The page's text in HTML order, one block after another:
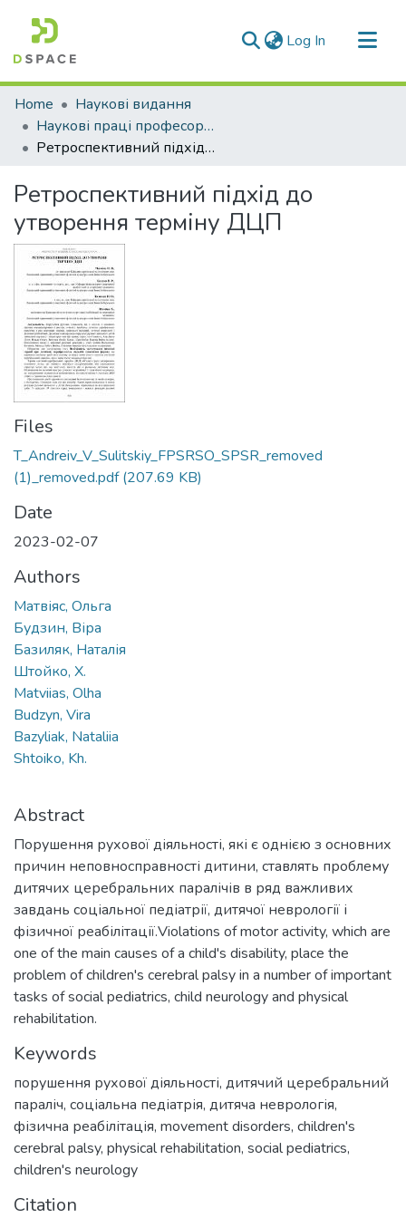
Log In (current)
Communities & Collections
All of DSpace
Statistics
Home
Наукові видання
Наукові праці професорсько-викладацького складу ЛДУФК
Ретроспективний підхід до утворення терміну ДЦП
Ретроспективний підхід до
утворення терміну ДЦП
Files
T_Andreiv_V_Sulitskiy_FPSRSO_SPSR_removed
(1)_removed.pdf(207.69 KB)
Date
2023-02-07
Authors
Матвіяс, Ольга
Будзин, Віра
Базиляк, Наталія
Штойко, Х.
Matviias, Olha
Budzyn, Vira
Bazyliak, Nataliia
Shtoiko, Kh.
Abstract
Порушення рухової діяльності, які є однією з основних
причин неповносправності дитини, ставлять проблему
дитячих церебральних паралічів в ряд важливих
завдань соціальної педіатрії, дитячої неврології і
фізичної реабілітації.Violations of motor activity, which are
one of the main causes of a child's disability, place the
problem of children's cerebral palsy in a number of important
tasks of social pediatrics, child neurology and physical
rehabilitation.
Keywords
порушення рухової діяльності, дитячий церебральний
параліч, соціальна педіатрія, дитяча неврологія,
фізична реабілітація, movement disorders, children's
cerebral palsy, physical rehabilitation, social pediatrics,
children's neurology
Citation